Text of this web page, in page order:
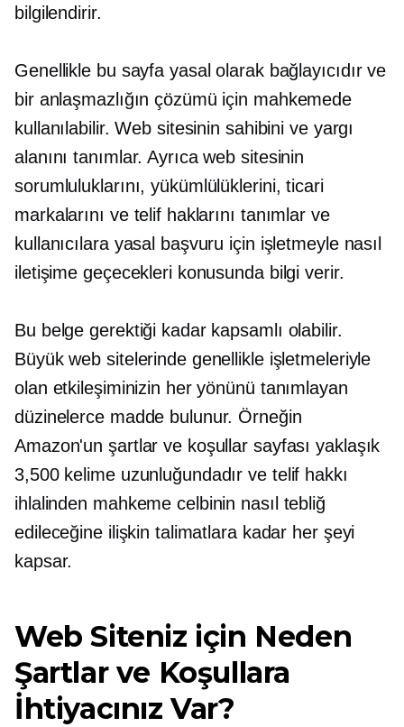
bilgilendirir.
Genellikle bu sayfa yasal olarak bağlayıcıdır ve
bir anlaşmazlığın çözümü için mahkemede
kullanılabilir. Web sitesinin sahibini ve yargı
alanını tanımlar. Ayrıca web sitesinin
sorumluluklarını, yükümlülüklerini, ticari
markalarını ve telif haklarını tanımlar ve
kullanıcılara yasal başvuru için işletmeyle nasıl
iletişime geçecekleri konusunda bilgi verir.
Bu belge gerektiği kadar kapsamlı olabilir.
Büyük web sitelerinde genellikle işletmeleriyle
olan etkileşiminizin her yönünü tanımlayan
düzinelerce madde bulunur. Örneğin
Amazon'un şartlar ve koşullar sayfası yaklaşık
3,500 kelime uzunluğundadır ve telif hakkı
ihlalinden mahkeme celbinin nasıl tebliğ
edileceğine ilişkin talimatlara kadar her şeyi
kapsar.
Web Siteniz için Neden
Şartlar ve Koşullara
İhtiyacınız Var?